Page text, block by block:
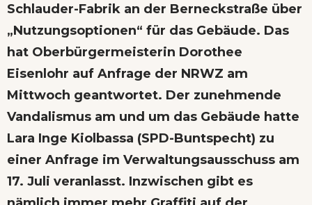
Schlauder-Fabrik an der Berneckstraße über
„Nutzungsoptionen“ für das Gebäude. Das
hat Oberbürgermeisterin Dorothee
Eisenlohr auf Anfrage der NRWZ am
Mittwoch geantwortet. Der zunehmende
Vandalismus am und um das Gebäude hatte
Lara Inge Kiolbassa (SPD-Buntspecht) zu
einer Anfrage im Verwaltungsausschuss am
17. Juli veranlasst. Inzwischen gibt es